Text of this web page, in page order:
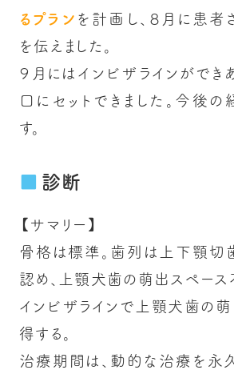
るプラン を計画し、８月に患
を伝えました。
９月にはインビザラインができ
口にセットできました。今後
す。
診断
【サマリー】
骨格は標準。歯列は上下顎切
認め、上顎犬歯の萌出スペース
インビザラインで上顎犬歯の
得する。
治療期間は、動的な治療を永